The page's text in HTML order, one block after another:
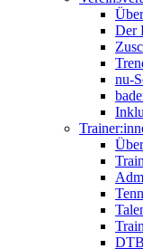
Der
nu-